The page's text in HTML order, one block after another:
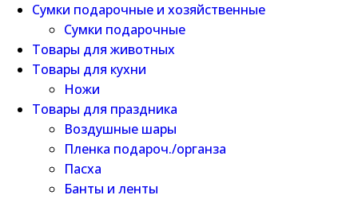
Сумки подарочные и хозяйственные
Сумки подарочные
Товары для животных
Товары для кухни
Ножи
Товары для праздника
Воздушные шары
Пленка подароч./органза
Пасха
Банты и ленты